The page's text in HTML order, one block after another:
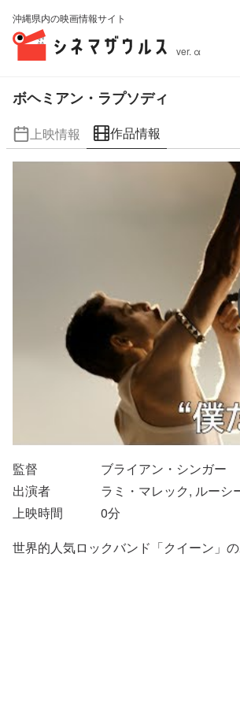
沖縄県内の映画情報サイト
ver. α
ボヘミアン・ラプソディ
上映情報 作品情報
監督
ブライアン・シンガー
出演者
ラミ・マレック, ルーシ
上映時間
0分
世界的人気ロックバンド「クイーン」